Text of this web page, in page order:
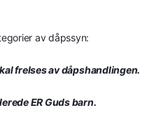
av dåpssyn:
frelses av dåpshandlingen.
ER Guds barn.